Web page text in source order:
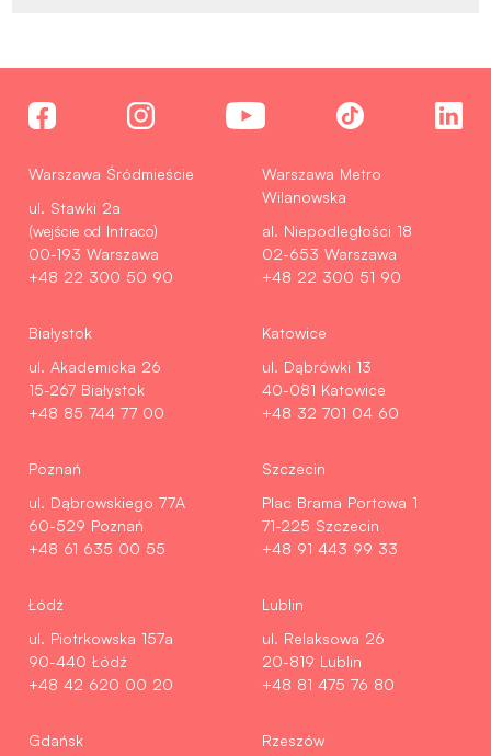
Warszawa Śródmieście
ul. Stawki 2a
(wejście od Intraco)
00-193 Warszawa
+48 22 300 50 90
Warszawa Metro
Wilanowska
al. Niepodległości 18
02-653 Warszawa
+48 22 300 51 90
Białystok
ul. Akademicka 26
15-267 Białystok
+48 85 744 77 00
Katowice
ul. Dąbrówki 13
40-081 Katowice
+48 32 701 04 60
Poznań
ul. Dąbrowskiego 77A
60-529 Poznań
+48 61 635 00 55
Szczecin
Plac Brama Portowa 1
71-225 Szczecin
+48 91 443 99 33
Łódź
ul. Piotrkowska 157a
90-440 Łódź
+48 42 620 00 20
Lublin
ul. Relaksowa 26
20-819 Lublin
+48 81 475 76 80
Gdańsk
Rzeszów